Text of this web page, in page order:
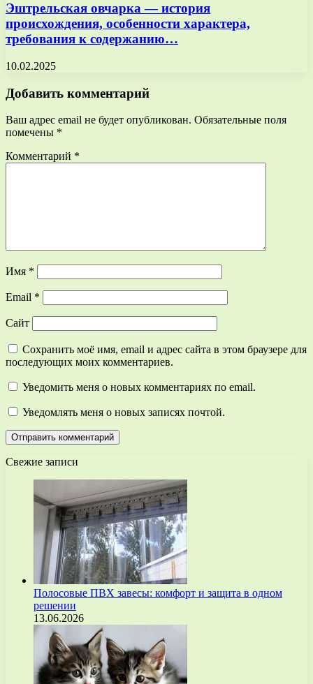
Эштрельская овчарка — история
происхождения, особенности характера,
требования к содержанию…
10.02.2025
Добавить комментарий
Ваш адрес email не будет опубликован. Обязательные поля
помечены *
Комментарий *
Имя *
Email *
Сайт
Сохранить моё имя, email и адрес сайта в этом браузере для
последующих моих комментариев.
Уведомить меня о новых комментариях по email.
Уведомлять меня о новых записях почтой.
Свежие записи
Полосовые ПВХ завесы: комфорт и защита в одном
решении
13.06.2026